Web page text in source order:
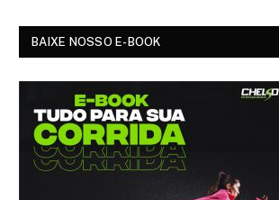
BAIXE NOSSO E-BOOK